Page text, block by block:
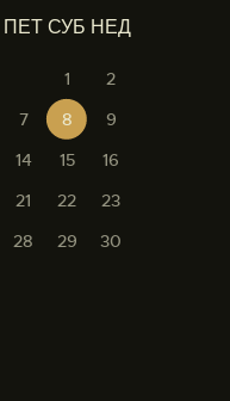
ПЕТ СУБ НЕД
1
2
7 8
9
14 15
16
21 22
23
28 29
30